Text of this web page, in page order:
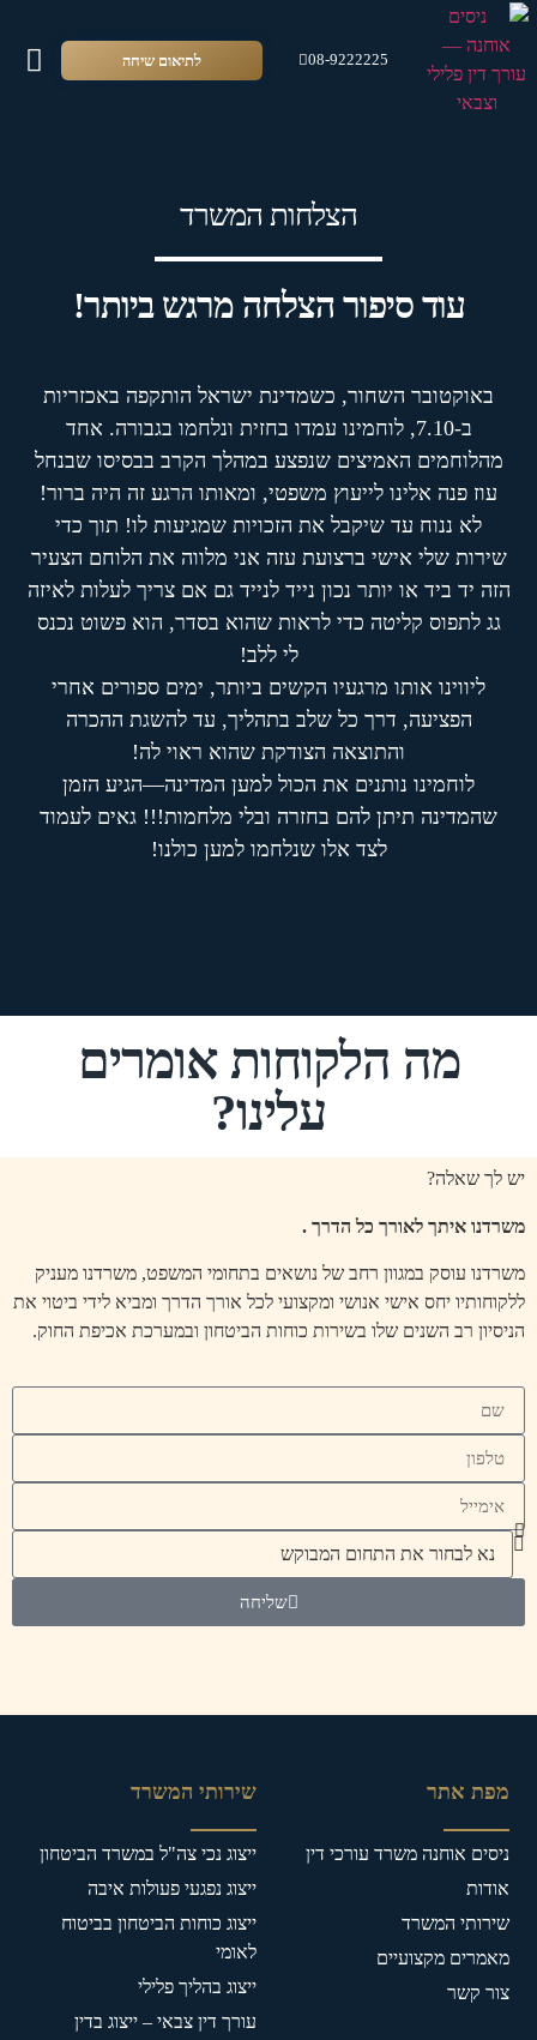
08-9222225 לתיאום שיחה
הצלחות המשרד
עוד סיפור הצלחה מרגש ביותר!
באוקטובר השחור, כשמדינת ישראל הותקפה באכזריות
ב-7.10, לוחמינו עמדו בחזית ונלחמו בגבורה. אחד
מהלוחמים האמיצים שנפצע במהלך הקרב בבסיסו שבנחל
עוז פנה אלינו לייעוץ משפטי, ומאותו הרגע זה היה ברור!
לא ננוח עד שיקבל את הזכויות שמגיעות לו! תוך כדי
שירות שלי אישי ברצועת עזה אני מלווה את הלוחם הצעיר
הזה יד ביד או יותר נכון נייד לנייד גם אם צריך לעלות לאיזה
גג לתפוס קליטה כדי לראות שהוא בסדר, הוא פשוט נכנס
לי ללב!
ליווינו אותו מרגעיו הקשים ביותר, ימים ספורים אחרי
הפציעה, דרך כל שלב בתהליך, עד להשגת ההכרה
והתוצאה הצודקת שהוא ראוי לה!
לוחמינו נותנים את הכול למען המדינה—הגיע הזמן
שהמדינה תיתן להם בחזרה ובלי מלחמות!!! גאים לעמוד
לצד אלו שנלחמו למען כולנו!
מה הלקוחות אומרים
עלינו?
יש לך שאלה?
משרדנו איתך לאורך כל הדרך .
משרדנו עוסק במגוון רחב של נושאים בתחומי המשפט, משרדנו מעניק
ללקוחותיו יחס אישי אנושי ומקצועי לכל אורך הדרך ומביא לידי ביטוי את
הניסיון רב השנים שלו בשירות כוחות הביטחון ובמערכת אכיפת החוק.
שליחה
מפת אתר
ניסים אוחנה משרד עורכי דין
אודות
שירותי המשרד
מאמרים מקצועיים
צור קשר
שירותי המשרד
ייצוג נכי צה"ל במשרד הביטחון
ייצוג נפגעי פעולות איבה
ייצוג כוחות הביטחון בביטוח
לאומי
ייצוג בהליך פלילי
עורך דין צבאי – ייצוג בדין